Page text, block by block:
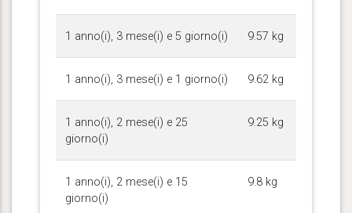
1 anno(i), 3 mese(i) e 5 giorno(i) 9.57 kg
1 anno(i), 3 mese(i) e 1 giorno(i) 9.62 kg
1 anno(i), 2 mese(i) e 25
giorno(i)
9.25 kg
1 anno(i), 2 mese(i) e 15
giorno(i)
9.8 kg